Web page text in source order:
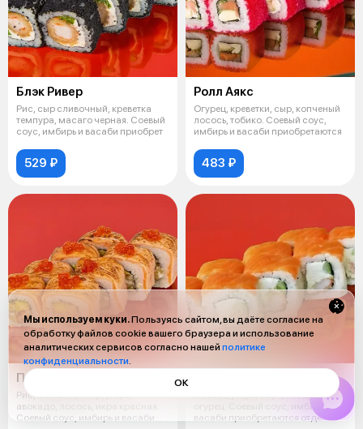
Блэк Ривер
Рис, сыр сливочный, креветка
темпура, масаго черная. Соевый
соус, имбирь и васаби приобрет
529 ₽
Ролл Аякс
Огурец, креветки, сыр, копченый
лосось, тобико. Соевый соус,
имбирь и васаби приобретаются
483 ₽
Пати ролл
Рис, майонез, кляр, угорь,
авокадо, лосось, икра красная.
Соевый соус, имбирь и васаби
Лосось, угорь, сыр филадельфия,
огурец. Соевый соус, имбирь и
васаби приобретаются отдельн
Мы используем куки.Пользуясь сайтом, вы даёте согласие на
обработку файлов cookie вашего браузера и использование
аналитических сервисов согласно нашей политике
конфиденциальности.
ОК